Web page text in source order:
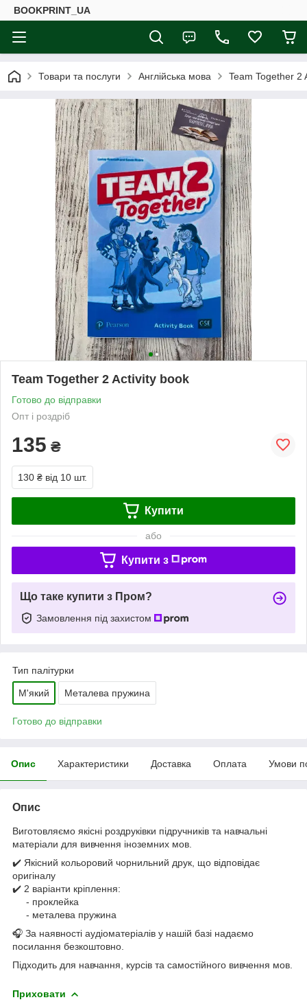
BOOKPRINT_UA
Товари та послуги Англійська мова Team Together 2
Team Together 2 Activity book
Готово до відправки
Опт і роздріб
135 ₴
130 ₴ від 10 шт.
Купити
або
Купити з
Що таке купити з Пром?
Замовлення під захистом
Тип палітурки
М'який Металева пружина
Готово до відправки
Опис Характеристики Доставка Оплата Умови
Опис
Виготовляємо якісні роздруківки підручників та навчальні
матеріали для вивчення іноземних мов.
✔️ Якісний кольоровий чорнильний друк, що відповідає
оригіналу
✔️ 2 варіанти кріплення:
- проклейка
- металева пружина
🎧 За наявності аудіоматеріалів у нашій базі надаємо
посилання безкоштовно.
Підходить для навчання, курсів та самостійного вивчення мов.
Приховати